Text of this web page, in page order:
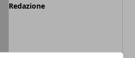
Redazione